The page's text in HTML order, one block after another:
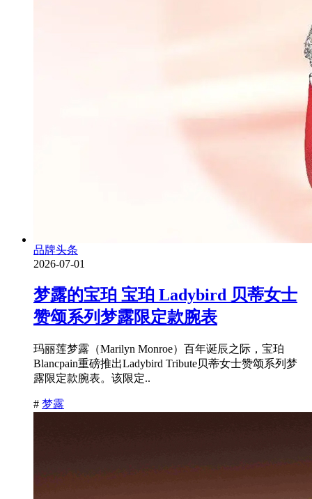
品牌头条
2026-07-01
梦露的宝珀 宝珀 Ladybird 贝蒂女士
赞颂系列梦露限定款腕表
玛丽莲梦露（Marilyn Monroe）百年诞辰之际，宝珀
Blancpain重磅推出Ladybird Tribute贝蒂女士赞颂系列梦
露限定款腕表。该限定..
# 梦露